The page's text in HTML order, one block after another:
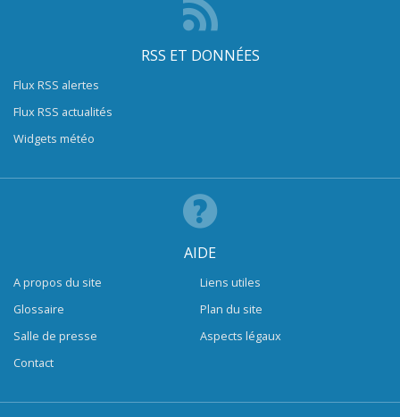
RSS ET DONNÉES
Flux RSS alertes
Flux RSS actualités
Widgets météo
AIDE
A propos du site
Glossaire
Salle de presse
Contact
Liens utiles
Plan du site
Aspects légaux